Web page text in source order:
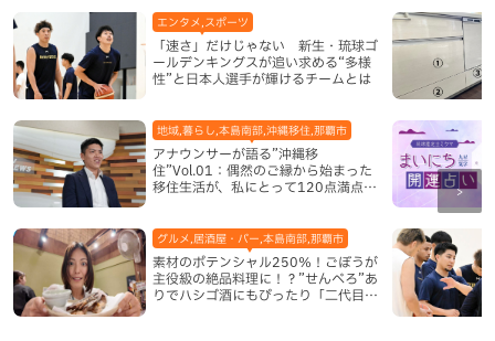
「速さ」だけじゃない 新生・琉球ゴ
ールデンキングスが追い求める“多様
性”と日本人選手が輝けるチームとは
エンタメ,スポーツ
アナウンサーが語る”沖縄移
住”Vol.01：偶然のご縁から始まった
移住生活が、私にとって120点満点に
地域,暮らし,本島南部,沖縄移住,那覇市
素材のポテンシャル250％！ごぼうが
主役級の絶品料理に！？”せんべろ”あ
りでハシゴ酒にもぴったり「二代目ふ
グルメ,居酒屋・バー,本島南部,那覇市